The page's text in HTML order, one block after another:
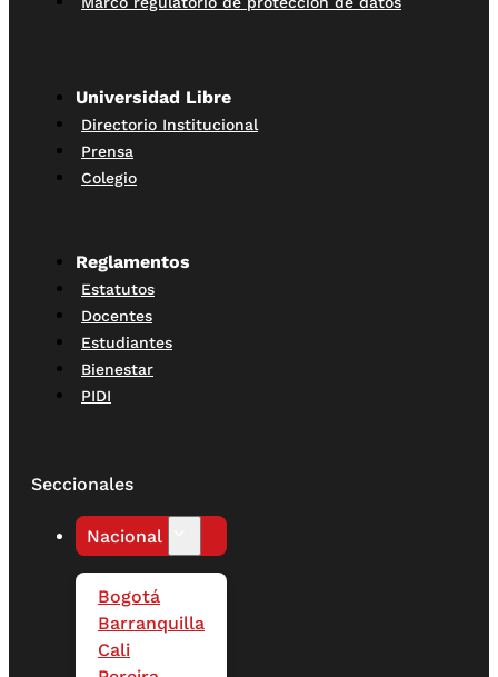
Universidad Libre
Directorio Institucional
Prensa
Colegio
Reglamentos
Estatutos
Docentes
Estudiantes
Bienestar
PIDI
Seccionales
Nacional
Bogotá
Barranquilla
Cali